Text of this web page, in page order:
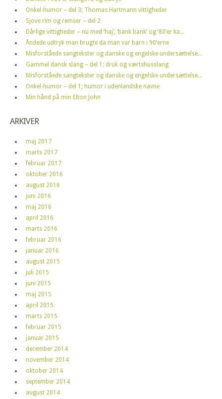
Onkel-humor – del 3; Thomas Hartmann vittigheder
Sjove rim og remser – del 2
Dårlige vittigheder – nu med ‘haj’, ‘bank bank’ og ’80’er ka...
Åndede udtryk man brugte da man var barn i 90’erne
Misforståede sangtekster og danske og engelske undersættelse...
Gammel dansk slang – del 1; druk og værtshusslang
Misforståede sangtekster og danske og engelske undersættelse...
Onkel-humor – del 1; humor i udenlandske navne
Min hånd på min Elton John
ARKIVER
maj 2017
marts 2017
februar 2017
oktober 2016
august 2016
juni 2016
maj 2016
april 2016
marts 2016
februar 2016
januar 2016
august 2015
juli 2015
juni 2015
maj 2015
april 2015
marts 2015
februar 2015
januar 2015
december 2014
november 2014
oktober 2014
september 2014
august 2014